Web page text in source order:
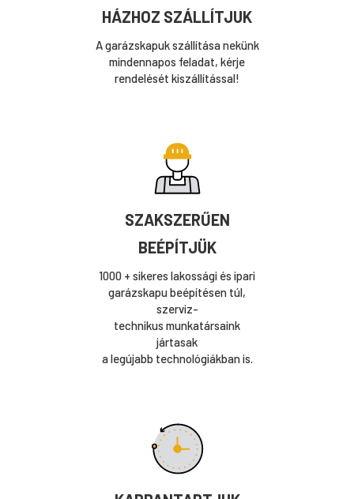
HÁZHOZ SZÁLLÍTJUK
A garázskapuk szállítása nekünk
mindennapos feladat, kérje
rendelését kiszállítással!
SZAKSZERŰEN
BEÉPÍTJÜK
1000 + sikeres lakossági és ipari
garázskapu beépítésen túl,
szerviz-
technikus munkatársaink
jártasak
a legújabb technológiákban is.